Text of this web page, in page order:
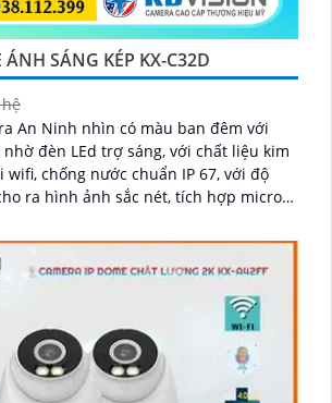
SÁNG KÉP KX-C32D
An Ninh nhìn có màu ban đêm với
nhờ đèn LEd trợ sáng, với chất liệu kim
wifi, chống nước chuẩn IP 67, với độ
ra hình ảnh sắc nét, tích hợp micro